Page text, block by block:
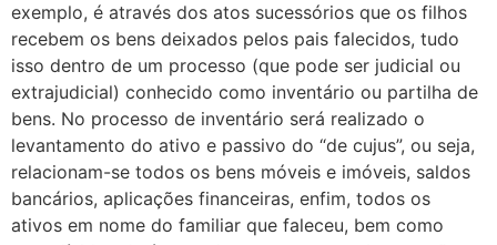
exemplo, é através dos atos sucessórios que os filhos
recebem os bens deixados pelos pais falecidos, tudo
isso dentro de um processo (que pode ser judicial ou
extrajudicial) conhecido como inventário ou partilha de
bens. No processo de inventário será realizado o
levantamento do ativo e passivo do “de cujus”, ou seja,
relacionam-se todos os bens móveis e imóveis, saldos
bancários, aplicações financeiras, enfim, todos os
ativos em nome do familiar que faleceu, bem como